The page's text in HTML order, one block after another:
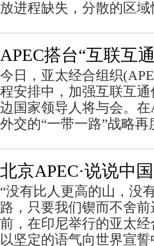
放进程缺失，分散的区
APEC搭台“互联互
今日，亚太经合组织
程安排中，加强互联互
边国家领导人将与会。
外交的“一带一路”战略再
北京APEC·说说中
“没有比人更高的山，没
路，只要我们锲而不舍
前，在印尼举行的亚太
以坚定的语气向世界宣